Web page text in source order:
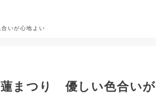
いが心地よい
蓮まつり 優しい色合いが